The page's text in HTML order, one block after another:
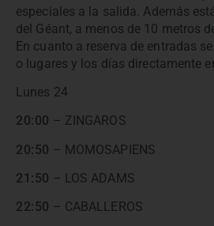
especiales a la salida. Además
del Géant, a menos de 10 metros
En cuanto a reserva de entradas
o lugares y los días directamente
Lunes 24
20:00 – ZINGAROS
20:50 – MOMOSAPIENS
21:50 – LOS ADAMS
22:50 – CABALLEROS